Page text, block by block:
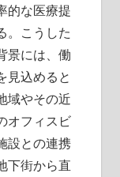
的な医療提
。こうした
景には、働
見込めると
域やその近
オフィスビ
設との連携
下街から直